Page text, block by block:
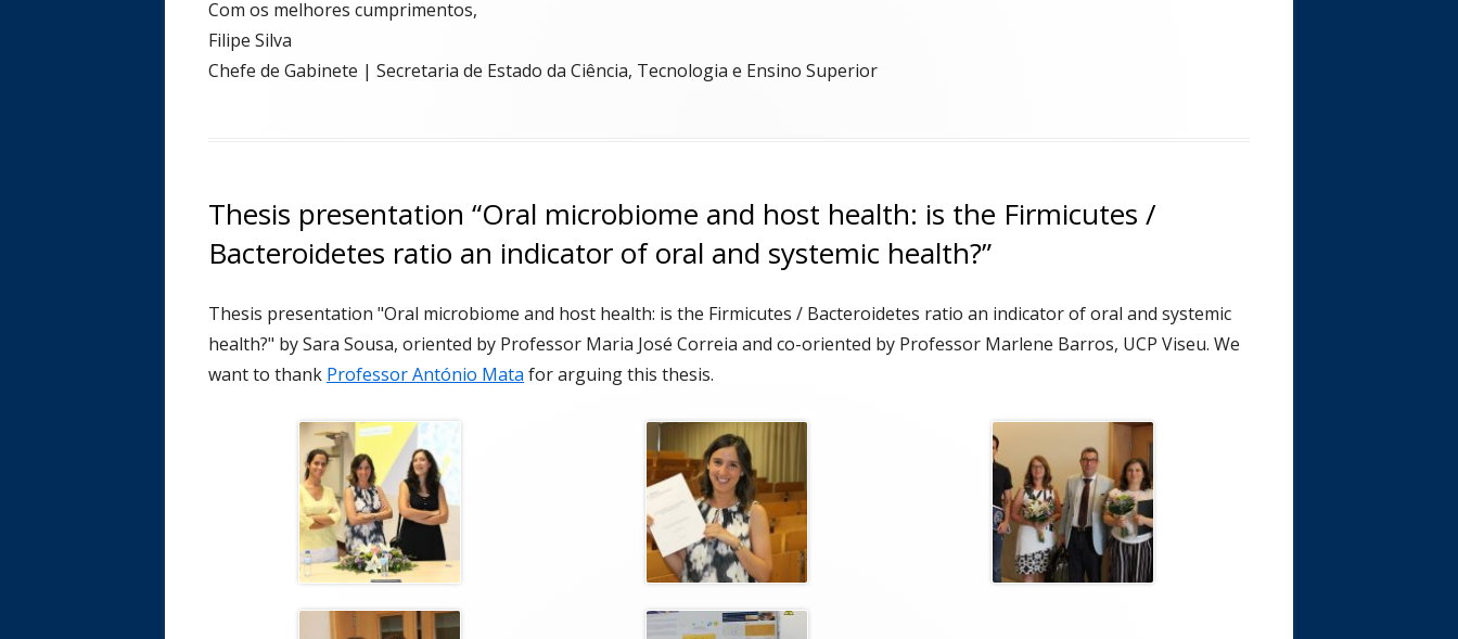
Com os melhores cumprimentos,
Filipe Silva
Chefe de Gabinete | Secretaria de Estado da Ciência, Tecnologia e Ensino Superior
Thesis presentation “Oral microbiome and host health: is the Firmicutes /
Bacteroidetes ratio an indicator of oral and systemic health?”
Thesis presentation "Oral microbiome and host health: is the Firmicutes / Bacteroidetes ratio an indicator of oral and systemic
health?" by Sara Sousa, oriented by Professor Maria José Correia and co-oriented by Professor Marlene Barros, UCP Viseu. We
want to thank Professor António Mata for arguing this thesis.